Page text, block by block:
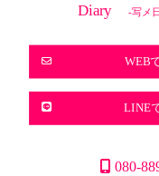
Diary -写メ
WEB
LINE
080-